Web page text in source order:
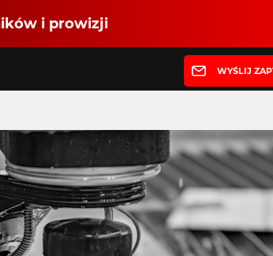
i prowizji
Partner
Zaloguj się
WYŚLIJ